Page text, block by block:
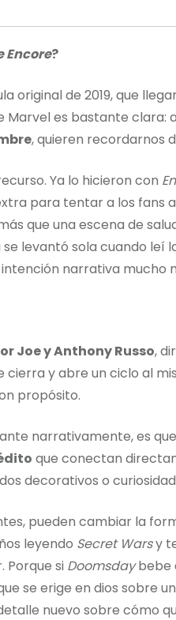
Encore?
original de 2019, que
Marvel es bastante clara:
, quieren recordarnos
Ya lo hicieron con
para tentar a los fans
que una escena de
levantó sola cuando leí
narrativa mucho
Joe y Anthony Russo,
cierra y abre un ciclo al
propósito.
narrativamente, es
que conectan
decorativos o
pueden cambiar la
leyendo Secret Warsy
Porque si Doomsdaybebe
se erige en dios sobre
nuevo sobre cómo